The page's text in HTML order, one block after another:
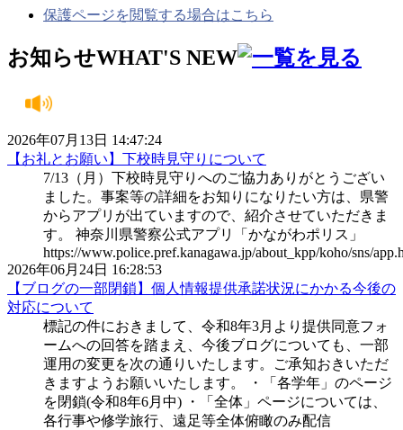
保護ページを閲覧する場合はこちら
お知らせWHAT'S NEW
2026年07月13日 14:47:24
【お礼とお願い】下校時見守りについて
7/13（月）下校時見守りへのご協力ありがとうござい
ました。事案等の詳細をお知りになりたい方は、県警
からアプリが出ていますので、紹介させていただきま
す。 神奈川県警察公式アプリ「かながわポリス」
https://www.police.pref.kanagawa.jp/about_kpp/koho/sns/
2026年06月24日 16:28:53
【ブログの一部閉鎖】個人情報提供承諾状況にかかる今後の
対応について
標記の件におきまして、令和8年3月より提供同意フォ
ームへの回答を踏まえ、今後ブログについても、一部
運用の変更を次の通りいたします。ご承知おきいただ
きますようお願いいたします。 ・「各学年」のページ
を閉鎖(令和8年6月中) ・「全体」ページについては、
各行事や修学旅行、遠足等全体俯瞰のみ配信